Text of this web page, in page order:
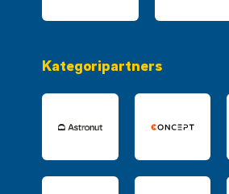
Kategoripartners